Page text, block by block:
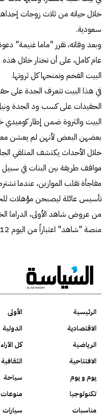
خلال حياته من ثلاث زوجات إحداهن
سعودية.
وبعد وفاته، تقرر "ماما غنيمة"
عام كامل، على أن تختار خلال
البيت الفخم وتمنحها كل ثروتها.
في هذا البيت تتعرف الجدة على
الحفيدات على كسب ود الجدة
البيت والثروة ضمن إطار كوميدي
بعضهن البعض لأنهن لم يعشن
خلال الأحداث يكتشف المتلقي
مواقف طريفة بين البنات في
مفاجأة تقلب الموازين، عندما
تأسيس عائلة ليصبحن مؤهلات
من عروض شاهد الأولى، الدراما
منصة "شاهد" اعتباراً من اليوم 12 يوليو.
الرئيسية الأولى
الاقتصادية
الدولية
الرياضية
كل الآراء
الافتتاحية
الثقافية
يوم و يوم
سياحة
تكنولوجيا
منوعات
مناسبات
سيارات